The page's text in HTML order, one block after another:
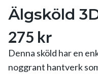
Älgsköld
275 kr
Denna sköld har en
noggrant hantverk